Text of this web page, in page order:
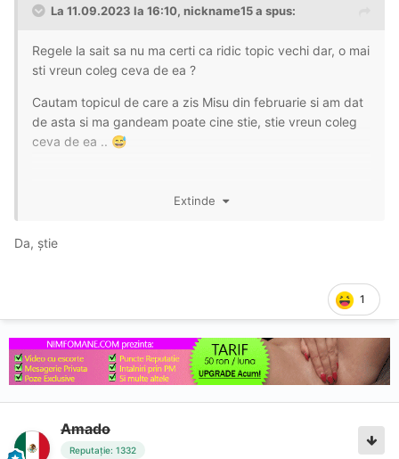
La 11.09.2023 la 16:10, nickname15a spus:
Regele la sait sa nu ma certi ca ridic topic vechi dar, o mai
sti vreun coleg ceva de ea ?
Cautam topicul de care a zis Misu din februarie si am dat
de asta si ma gandeam poate cine stie, stie vreun coleg
ceva de ea .. 😅
Nu inteleg de ce nu "poate" @Misuursulet
Extinde
Da, știe
1
Amado
Reputație: 1332